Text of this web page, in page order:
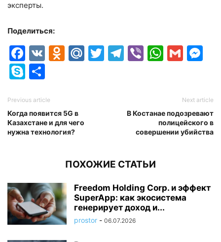
эксперты.
Поделиться:
Facebook
VK Odnoklassniki
Mail.Ru
Twitter
Telegram
Viber
Skype
Previous article
Когда появится 5G в
Казахстане и для чего
нужна технология?
Next article
В Костанае подозревают
полицейского в
совершении убийства
ПОХОЖИЕ СТАТЬИ
Freedom Holding Corp. и эффект
SuperApp: как экосистема
генерирует доход и...
prostor - 06.07.2026